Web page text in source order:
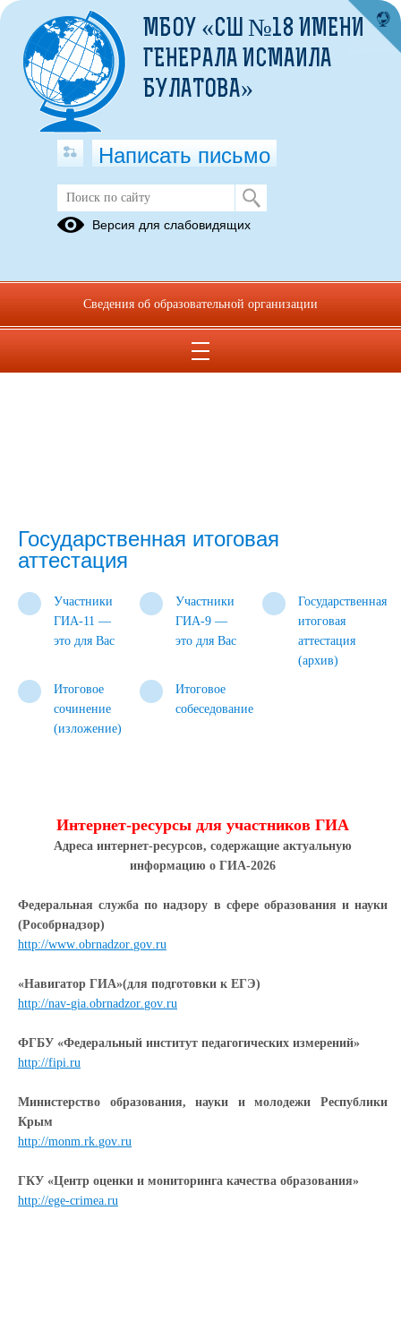
Государственная итоговая
аттестация
Участники
ГИА-11 —
это для Вас
Участники
ГИА-9 —
это для Вас
Государственная
итоговая
аттестация
(архив)
Итоговое
сочинение
(изложение)
Итоговое
собеседование
Интернет-ресурсы для участников ГИА
Адреса интернет-ресурсов, содержащие актуальную
информацию о ГИА-2026
Федеральная служба по надзору в сфере образования и науки
(Рособрнадзор)
http://www.obrnadzor.gov.ru
«Навигатор ГИА»(для подготовки к ЕГЭ)
http://nav-gia.obrnadzor.gov.ru
ФГБУ «Федеральный институт педагогических измерений»
http://fipi.ru
Министерство образования, науки и молодежи Республики
Крым
http://monm.rk.gov.ru
ГКУ «Центр оценки и мониторинга качества образования»
http://ege-crimea.ru
МБОУ «СШ №18 ИМЕНИ
ГЕНЕРАЛА ИСМАИЛА
БУЛАТОВА»
Написать письмо
Версия для слабовидящих
Сведения об образовательной организации